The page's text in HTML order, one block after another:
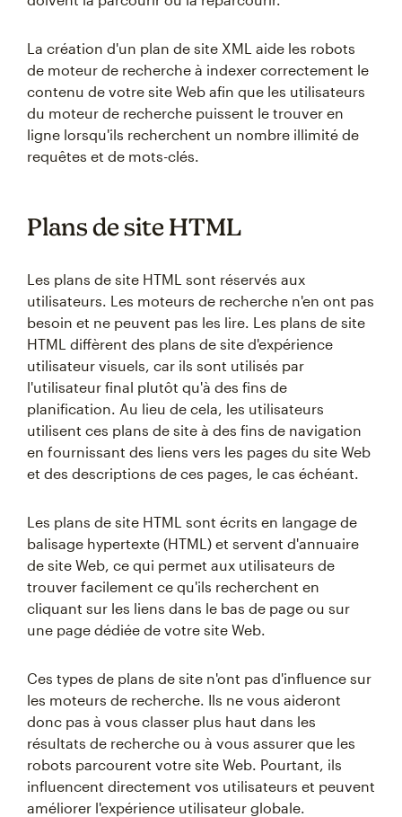
La création d'un plan de site XML aide les robots
de moteur de recherche à indexer correctement le
contenu de votre site Web afin que les utilisateurs
du moteur de recherche puissent le trouver en
ligne lorsqu'ils recherchent un nombre illimité de
requêtes et de mots-clés.
Plans de site HTML
Les plans de site HTML sont réservés aux
utilisateurs. Les moteurs de recherche n'en ont pas
besoin et ne peuvent pas les lire. Les plans de site
HTML diffèrent des plans de site d'expérience
utilisateur visuels, car ils sont utilisés par
l'utilisateur final plutôt qu'à des fins de
planification. Au lieu de cela, les utilisateurs
utilisent ces plans de site à des fins de navigation
en fournissant des liens vers les pages du site Web
et des descriptions de ces pages, le cas échéant.
Les plans de site HTML sont écrits en langage de
balisage hypertexte (HTML) et servent d'annuaire
de site Web, ce qui permet aux utilisateurs de
trouver facilement ce qu'ils recherchent en
cliquant sur les liens dans le bas de page ou sur
une page dédiée de votre site Web.
Ces types de plans de site n'ont pas d'influence sur
les moteurs de recherche. Ils ne vous aideront
donc pas à vous classer plus haut dans les
résultats de recherche ou à vous assurer que les
robots parcourent votre site Web. Pourtant, ils
influencent directement vos utilisateurs et peuvent
améliorer l'expérience utilisateur globale.